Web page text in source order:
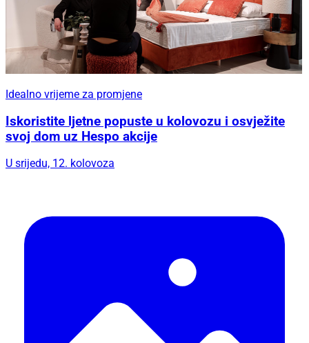
Idealno vrijeme za promjene
Iskoristite ljetne popuste u kolovozu i osvježite
svoj dom uz Hespo akcije
U srijedu, 12. kolovoza